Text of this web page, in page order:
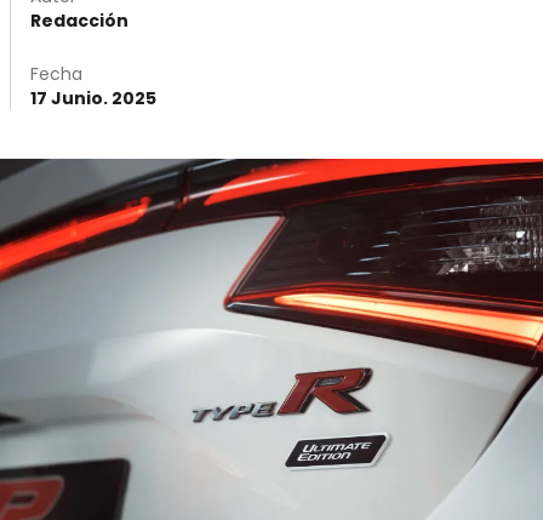
Redacción
Fecha
17 Junio. 2025